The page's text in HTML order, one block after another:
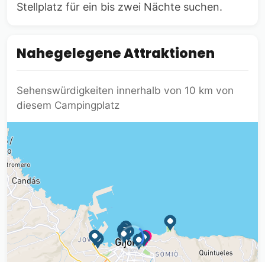
Stellplatz für ein bis zwei Nächte suchen.
Nahegelegene Attraktionen
Sehenswürdigkeiten innerhalb von 10 km von
diesem Campingplatz